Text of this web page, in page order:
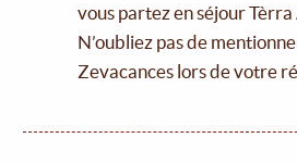
vous partez en séjour
N’oubliez pas de
Zevacances lors de votre